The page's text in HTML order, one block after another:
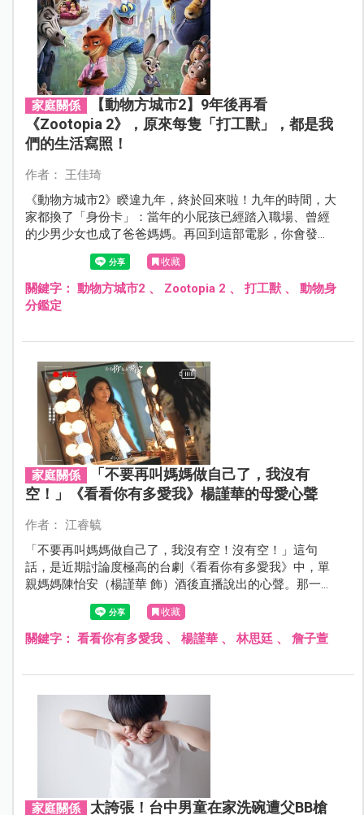
家庭關係
【動物方城市2】9年後再看
《Zootopia 2》，原來每隻「打工獸」，都是我
們的生活寫照！
作者： 王佳琦
《動物方城市2》睽違九年，終於回來啦！九年的時間，大
家都換了「身份卡」：當年的小屁孩已經踏入職場、曾經
的少男少女也成了爸爸媽媽。再回到這部電影，你會發
現，角色不只是動畫動物：把牠們套用到同事、主管，甚
至家裡那個正努力摸索個性的孩子身上，是不是會忍不住
想：「欸，這不就是我的辦公室／我的家嗎？」笑中帶感
慨，原來生活也可以這麼「動物化」！
收藏
關鍵字： 動物方城市2 、 Zootopia 2 、 打工獸、 動物身
分鑑定
家庭關係
「不要再叫媽媽做自己了，我沒有
空！」《看看你有多愛我》楊謹華的母愛心聲
作者： 江睿毓
「不要再叫媽媽做自己了，我沒有空！沒有空！」這句
話，是近期討論度極高的台劇《看看你有多愛我》中，單
親媽媽陳怡安（楊謹華 飾）酒後直播說出的心聲。那一
刻，她把長期累積的疲憊、壓抑和無奈全都傾訴出來，也
道盡了無數媽媽的心裡話。收藏
關鍵字： 看看你有多愛我、 楊謹華、 林思廷、 詹子萱
家庭關係 太誇張！台中男童在家洗碗遭父BB槍